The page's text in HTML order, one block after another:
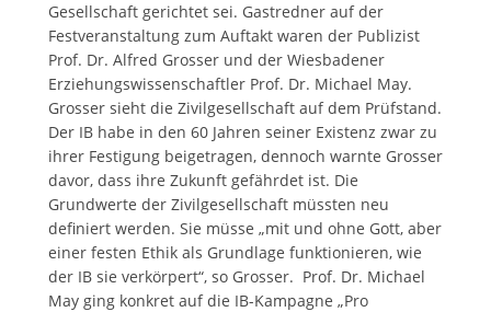
Gesellschaft gerichtet sei. Gastredner auf der
Festveranstaltung zum Auftakt waren der Publizist
Prof. Dr. Alfred Grosser und der Wiesbadener
Erziehungswissenschaftler Prof. Dr. Michael May.
Grosser sieht die Zivilgesellschaft auf dem Prüfstand.
Der IB habe in den 60 Jahren seiner Existenz zwar zu
ihrer Festigung beigetragen, dennoch warnte Grosser
davor, dass ihre Zukunft gefährdet ist. Die
Grundwerte der Zivilgesellschaft müssten neu
definiert werden. Sie müsse „mit und ohne Gott, aber
einer festen Ethik als Grundlage funktionieren, wie
der IB sie verkörpert“, so Grosser. Prof. Dr. Michael
May ging konkret auf die IB-Kampagne „Pro